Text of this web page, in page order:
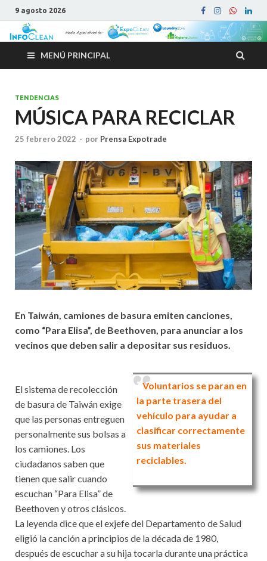
9 agosto 2026
MENÚ PRINCIPAL
TENDENCIAS
MÚSICA PARA RECICLAR
25 febrero 2022 - por Prensa Expotrade
En Taiwán, camiones de basura emiten canciones,
como “Para Elisa”, de Beethoven, para anunciar a los
vecinos que deben salir a depositar sus residuos.
Voluntarios se paran en
la parte trasera del
vehículo para ayudar a
clasificar correctamente
sus materiales
reciclables.
El sistema de recolección
de basura de Taiwán exige
que las personas entreguen
personalmente sus bolsas a
los camiones. Los
ciudadanos saben que
tienen que salir cuando
escuchan “Para Elisa” de
Beethoven y otros clásicos.
La leyenda dice que el exjefe del Departamento de Salud
eligió la canción a principios de la década de 1980,
después de escuchar a su hija tocarla durante una práctica